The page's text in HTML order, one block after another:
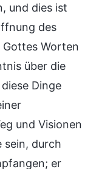
und dies ist
des
Gottes Worten
über die
Dinge
und Visionen
sein, durch
er